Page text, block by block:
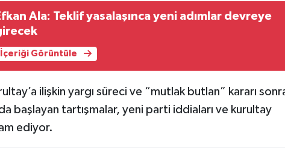
Ala: Teklif yasalaşınca yeni adımlar devreye
İçeriği Görüntüle
ilişkin yargı süreci ve “mutlak butlan” kararı
başlayan tartışmalar, yeni parti iddiaları ve kurultay
ediyor.